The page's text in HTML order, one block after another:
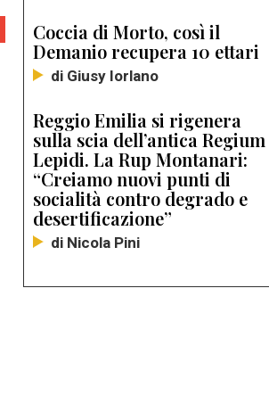
Coccia di Morto, così il
Demanio recupera 10 ettari
di Giusy Iorlano
Reggio Emilia si rigenera
sulla scia dell’antica Regium
Lepidi. La Rup Montanari:
“Creiamo nuovi punti di
socialità contro degrado e
desertificazione”
di Nicola Pini